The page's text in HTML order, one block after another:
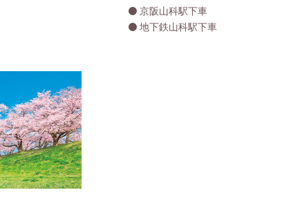
京阪山科駅下車
地下鉄山科駅下車